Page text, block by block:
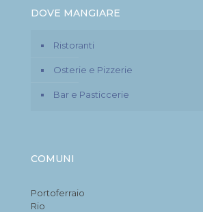
DOVE MANGIARE
Ristoranti
Osterie e Pizzerie
Bar e Pasticcerie
COMUNI
Portoferraio
Rio